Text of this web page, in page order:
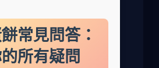
常見問答：
所有疑問